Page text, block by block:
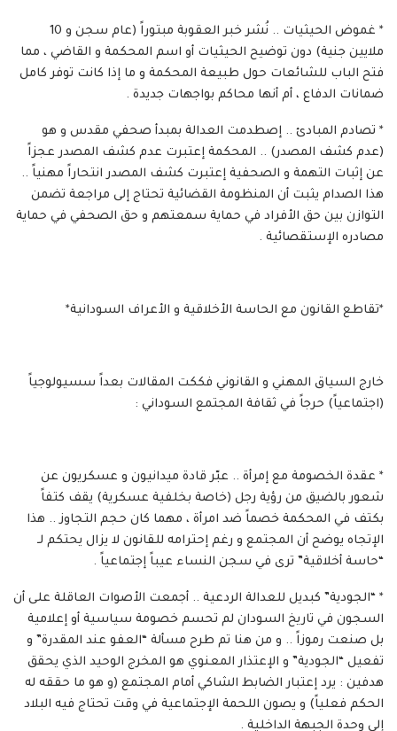
* غموض الحيثيات .. نُشر خبر العقوبة مبتوراً (عام سجن و 10
ملايين جنية) دون توضيح الحيثيات أو اسم المحكمة و القاضي ، مما
فتح الباب للشائعات حول طبيعة المحكمة و ما إذا كانت توفر كامل
ضمانات الدفاع ، أم أنها محاكم بواجهات جديدة .
* تصادم المبادئ .. إصطدمت العدالة بمبدأ صحفي مقدس و هو
(عدم كشف المصدر) .. المحكمة إعتبرت عدم كشف المصدر عجزاً
عن إثبات التهمة و الصحفية إعتبرت كشف المصدر انتحاراً مهنياً ..
هذا الصدام يثبت أن المنظومة القضائية تحتاج إلى مراجعة تضمن
التوازن بين حق الأفراد في حماية سمعتهم و حق الصحفي في حماية
مصادره الإستقصائية .
*تقاطع القانون مع الحاسة الأخلاقية و الأعراف السودانية*
خارج السياق المهني و القانوني فككت المقالات بعداً سسيولوجياً
(اجتماعياً) حرجاً في ثقافة المجتمع السوداني :
* عقدة الخصومة مع إمرأة .. عبّر قادة ميدانيون و عسكريون عن
شعور بالضيق من رؤية رجل (خاصة بخلفية عسكرية) يقف كتفاً
بكتف في المحكمة خصماً ضد امرأة ، مهما كان حجم التجاوز .. هذا
الإتجاه يوضح أن المجتمع و رغم إحترامه للقانون لا يزال يحتكم لـ
“حاسة أخلاقية” ترى في سجن النساء عيباً إجتماعياً .
* “الجودية” كبديل للعدالة الردعية .. أجمعت الأصوات العاقلة على أن
السجون في تاريخ السودان لم تحسم خصومة سياسية أو إعلامية
بل صنعت رموزاً .. و من هنا تم طرح مسألة “العفو عند المقدرة” و
تفعيل “الجودية” و الإعتذار المعنوي هو المخرج الوحيد الذي يحقق
هدفين : يرد إعتبار الضابط الشاكي أمام المجتمع (و هو ما حققه له
الحكم فعلياً) و يصون اللحمة الإجتماعية في وقت تحتاج فيه البلاد
إلى وحدة الجبهة الداخلية .